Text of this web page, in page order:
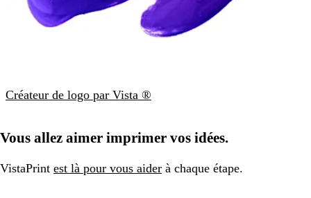
Créateur de logo par Vista ®
Vous allez aimer imprimer vos idées.
VistaPrint est là pour vous aider à chaque étape.